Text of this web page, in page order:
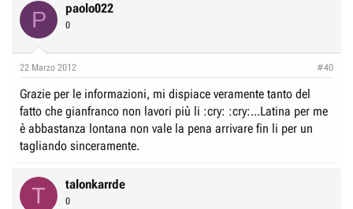
P paolo022
0
22 Marzo 2012 #40
Grazie per le informazioni, mi dispiace veramente tanto del
fatto che gianfranco non lavori più li :cry: :cry:...Latina per me
è abbastanza lontana non vale la pena arrivare fin li per un
tagliando sinceramente.
T talonkarrde
0